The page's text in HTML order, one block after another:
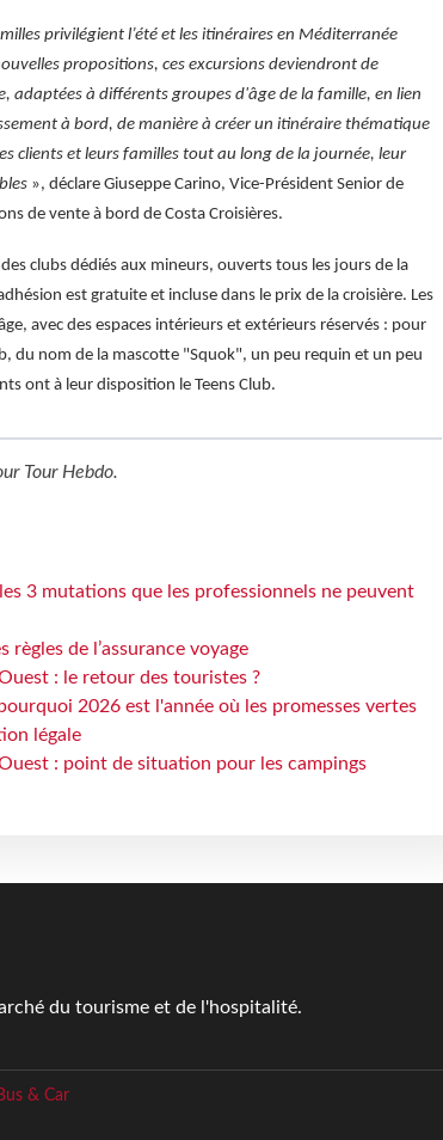
privilégient l’été et les itinéraires en Méditerranée
propositions, ces excursions deviendront de
adaptées à différents groupes d'âge de la famille, en lien
à bord, de manière à créer un itinéraire thématique
clients et leurs familles tout au long de la journée, leur
», déclare Giuseppe Carino, Vice-Président Senior de
de vente à bord de Costa Croisières.
clubs dédiés aux mineurs, ouverts tous les jours de la
est gratuite et incluse dans le prix de la croisière. Les
avec des espaces intérieurs et extérieurs réservés : pour
du nom de la mascotte "Squok", un peu requin et un peu
ont à leur disposition le Teens Club.
Tour Hebdo.
3 mutations que les professionnels ne peuvent
règles de l’assurance voyage
: le retour des touristes ?
2026 est l'année où les promesses vertes
légale
: point de situation pour les campings
du tourisme et de l'hospitalité.
& Car